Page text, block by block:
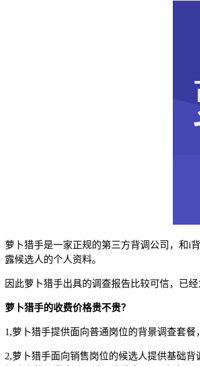
萝卜猎手是一家正规的第三方背调公司，和i
露候选人的个人资料。
因此萝卜猎手出具的调查报告比较可信，已
萝卜猎手的收费价格贵不贵？
1,萝卜猎手提供面向普通岗位的背景调查套
2,萝卜猎手面向销售岗位的候选人提供基础